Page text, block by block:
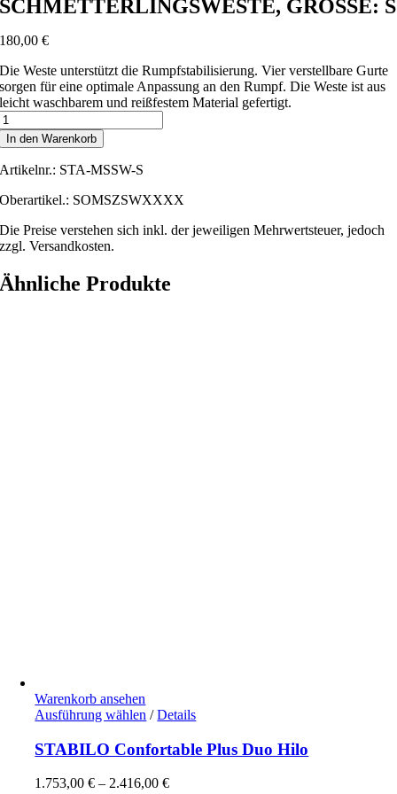
SCHMETTERLINGSWESTE, GRÖSSE: S
180,00€
Die Weste unterstützt die Rumpfstabilisierung. Vier verstellbare Gurte
sorgen für eine optimale Anpassung an den Rumpf. Die Weste ist aus
leicht waschbarem und reißfestem Material gefertigt.
In den Warenkorb
Artikelnr.: STA-MSSW-S
Oberartikel.: SOMSZSWXXXX
Die Preise verstehen sich inkl. der jeweiligen Mehrwertsteuer, jedoch
zzgl. Versandkosten.
Ähnliche Produkte
Warenkorb ansehen
Ausführung wählen Dieses
weist
mehrere
Varianten
/ Details
STABILO Confortable Plus Duo Hilo
1.753,00€ – 2.416,00€